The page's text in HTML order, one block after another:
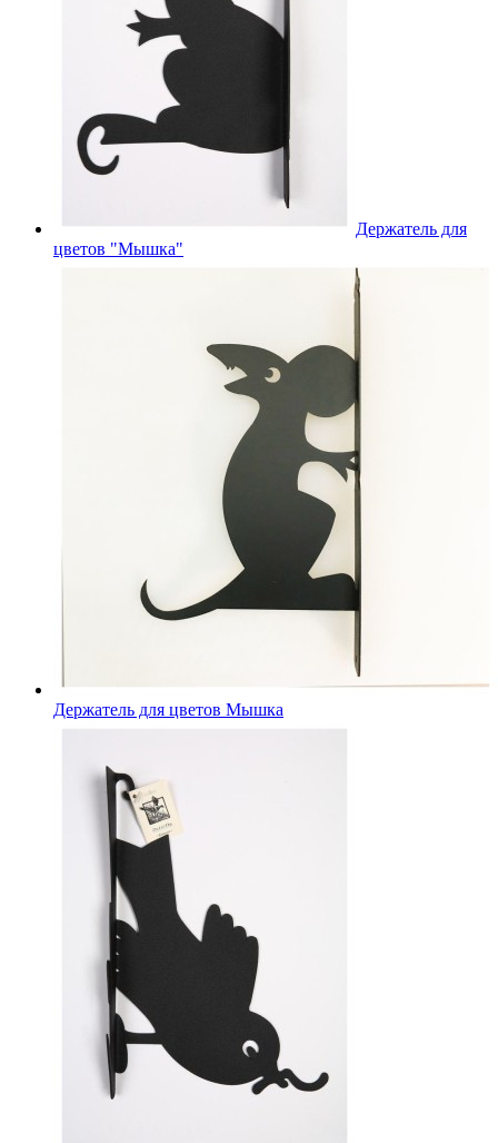
Держатель для
цветов "Мышка"
Держатель для цветов Мышка